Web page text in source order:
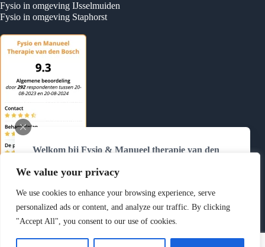
We value your privacy
We use cookies to enhance your browsing experience, serve
personalized ads or content, and analyze our traffic. By clicking
"Accept All", you consent to our use of cookies.
Welkom bij Fysio & Manueel therapie van den
Wij zijn telefonisch bereikbaar van
0384775370
Buiten deze tijden kunt u ons altijd mailen via
info@fysiovdbosch.nl
of uw afspraak zelf
online
inplannen.
Fysio in omgeving IJsselmuiden
Fysio in omgeving Staphorst
Copyright © 2026 Fysio & Manueel Therapie van den Bosch